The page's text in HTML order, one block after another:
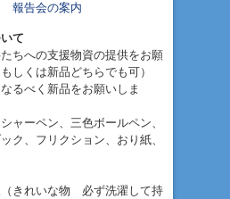
報告会の案内
て
ちへの支援物資の提供をお願
しくは新品どちらでも可）
るべく新品をお願いしま
ャーペン、三色ボールペン、
ク、フリクション、おり紙、
きれいな物 必ず洗濯して持